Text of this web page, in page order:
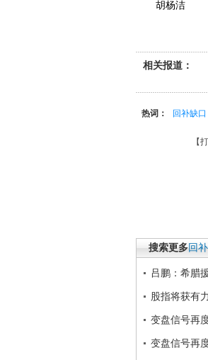
胡杨洁
相关报道：
热词： 回补缺口
【
搜索更多回
吕鹏：希腊
股指将获有
变盘信号再
变盘信号再